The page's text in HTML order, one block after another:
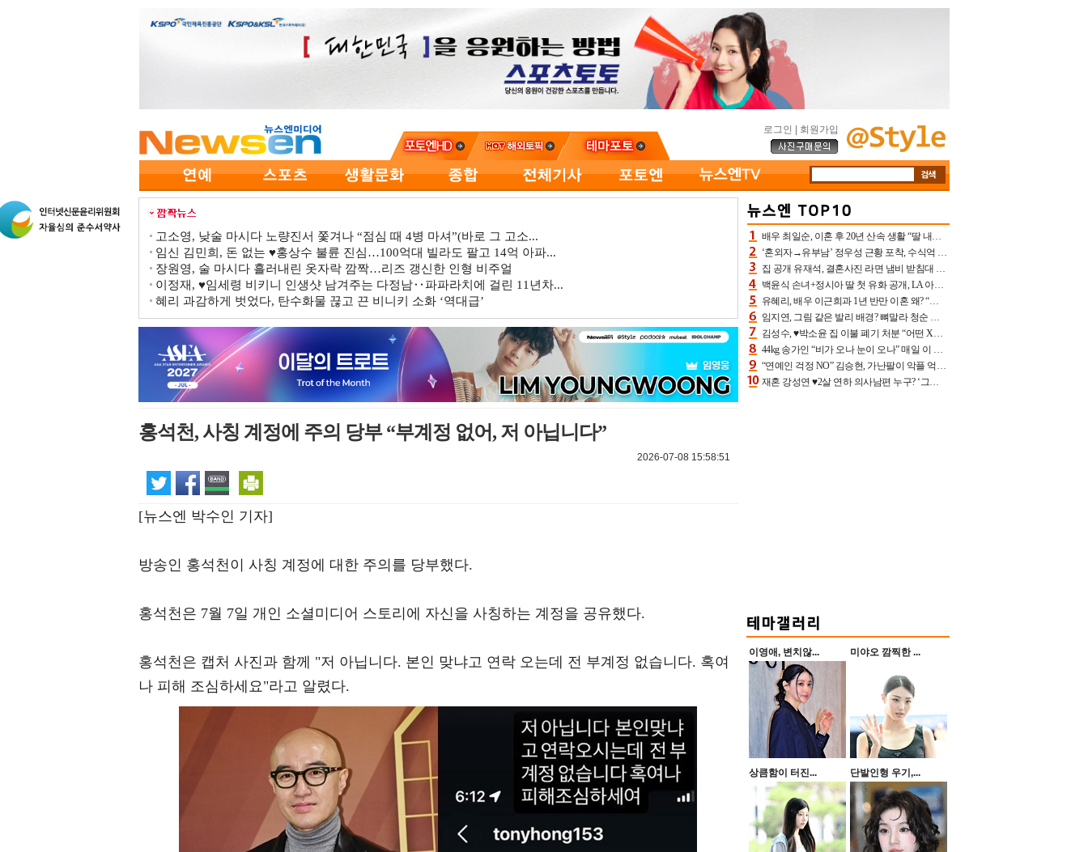
로그인 회원가입
고소영, 낮술 마시다 노량진서 쫓겨나 “점심 때 4병 마셔”(바로 그 고소...
임신 김민희, 돈 없는 ♥홍상수 불륜 진심…100억대 빌라도 팔고 14억 아파...
장원영, 술 마시다 흘러내린 옷자락 깜짝…리즈 갱신한 인형 비주얼
이정재, ♥임세령 비키니 인생샷 남겨주는 다정남‥파파라치에 걸린 11년차...
혜리 과감하게 벗었다, 탄수화물 끊고 끈 비니키 소화 ‘역대급’
홍석천, 사칭 계정에 주의 당부 “부계정 없어, 저 아닙니다”
2026-07-08 15:58:51
[뉴스엔 박수인 기자]
방송인 홍석천이 사칭 계정에 대한 주의를 당부했다.
홍석천은 7월 7일 개인 소셜미디어 스토리에 자신을 사칭하는 계정을 공유했다.
홍석천은 캡처 사진과 함께 "저 아닙니다. 본인 맞냐고 연락 오는데 전 부계정 없습니다. 혹여
나 피해 조심하세요"라고 알렸다.
배우 최일순, 이혼 후 20년 산속 생활 “딸 내가 버렸다고 원망‥맘 아파”(특종)[어제TV]
‘혼외자→유부남’ 정우성 근황 포착, 수식억 해킹 피해 후배 만났다 “존경하는”
집 공개 유재석, 결혼사진 라면 냄비 받침대 되고 분노‥가족사진도 피해(놀뭐)[어제TV]
백윤식 손녀+정시아 딸 첫 유화 공개, LA 아트쇼→서울국제조각페스타 작가다운 수준급 실력
유혜리, 배우 이근희과 1년 반만 이혼 왜? “식칼 꽂고 의자 던져” 충격 폭로(특종)[어제TV]
임지연, 그림 같은 발리 배경? 뼈말라 청순 비키니 핏에 상대 안 되네
김성수, ♥박소윤 집 이불 폐기 처분 “어떤 X이랑 썼을지 몰라” 질투(신랑수업2)[어제TV]
44kg 송가인 “비가 오나 눈이 오나” 매일 이 운동, 허벅지 근육량 상승+체지방 감소
“연예인 걱정 NO” 김승현, 가난팔이 악플 억울할만‥아내+딸과 日 여행
재혼 강성연 ♥2살 연하 의사남편 누구? ‘그알’ 자문의에 훈남 비주얼 초엘리트 스펙 [종합]
이영애, 변치않... 미야오 깜찍한 ...
상큼함이 터진... 단발인형 우기,...